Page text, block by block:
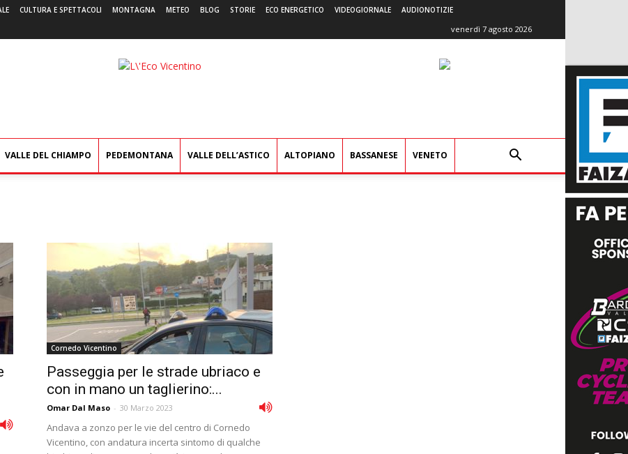
CULTURA E SPETTACOLI MONTAGNA METEO BLOG STORIE ECO ENERGETICO VIDEOGIORNALE AUDIONOTIZIE
venerdì 7 agosto 2026
L'Eco
VALLE DEL CHIAMPO PEDEMONTANA VALLE DELL’ASTICO ALTOPIANO BASSANESE VENETO
Cornedo Vicentino
Passeggia per le strade ubriaco e
con in mano un taglierino:...
Omar Dal Maso - 30 Marzo 2023
Andava a zonzo per le vie del centro di Cornedo
Vicentino, con andatura incerta sintomo di qualche